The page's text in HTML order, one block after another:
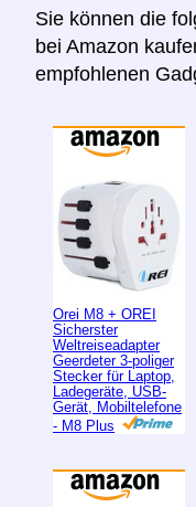
Sie können die
bei Amazon
empfohlenen
Orei M8 + OREI
Sicherster
Weltreiseadapter
Geerdeter 3-poliger
Stecker für Laptop,
Ladegeräte, USB-
Gerät, Mobiltelefone
- M8 Plus